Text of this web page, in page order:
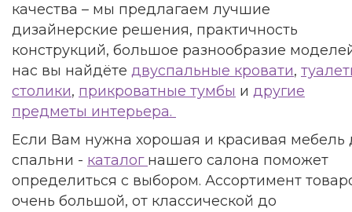
качества – мы предлагаем лучшие
дизайнерские решения, практичность
конструкций, большое разнообразие
нас вы найдёте двуспальные кровати,
столики, прикроватные тумбы и другие
предметы интерьера.
Если Вам нужна хорошая и красивая мебель
спальни - каталог нашего салона поможет
определиться с выбором. Ассортимент
очень большой, от классической до